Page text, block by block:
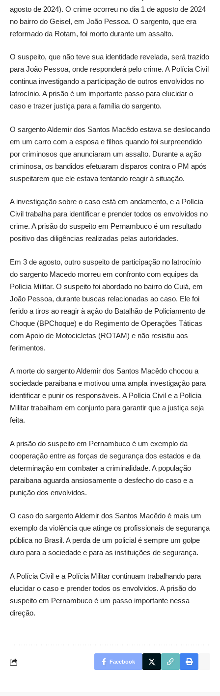
agosto de 2024). O crime ocorreu no dia 1 de agosto de 2024
no bairro do Geisel, em João Pessoa. O sargento, que era
reformado da Rotam, foi morto durante um assalto.
O suspeito, que não teve sua identidade revelada, será trazido
para João Pessoa, onde responderá pelo crime. A Polícia Civil
continua investigando a participação de outros envolvidos no
latrocínio. A prisão é um importante passo para elucidar o
caso e trazer justiça para a família do sargento.
O sargento Aldemir dos Santos Macêdo estava se deslocando
em um carro com a esposa e filhos quando foi surpreendido
por criminosos que anunciaram um assalto. Durante a ação
criminosa, os bandidos efetuaram disparos contra o PM após
suspeitarem que ele estava tentando reagir à situação.
A investigação sobre o caso está em andamento, e a Polícia
Civil trabalha para identificar e prender todos os envolvidos no
crime. A prisão do suspeito em Pernambuco é um resultado
positivo das diligências realizadas pelas autoridades.
Em 3 de agosto, outro suspeito de participação no latrocínio
do sargento Macedo morreu em confronto com equipes da
Polícia Militar. O suspeito foi abordado no bairro do Cuiá, em
João Pessoa, durante buscas relacionadas ao caso. Ele foi
ferido a tiros ao reagir à ação do Batalhão de Policiamento de
Choque (BPChoque) e do Regimento de Operações Táticas
com Apoio de Motocicletas (ROTAM) e não resistiu aos
ferimentos.
A morte do sargento Aldemir dos Santos Macêdo chocou a
sociedade paraibana e motivou uma ampla investigação para
identificar e punir os responsáveis. A Polícia Civil e a Polícia
Militar trabalham em conjunto para garantir que a justiça seja
feita.
A prisão do suspeito em Pernambuco é um exemplo da
cooperação entre as forças de segurança dos estados e da
determinação em combater a criminalidade. A população
paraibana aguarda ansiosamente o desfecho do caso e a
punição dos envolvidos.
O caso do sargento Aldemir dos Santos Macêdo é mais um
exemplo da violência que atinge os profissionais de segurança
pública no Brasil. A perda de um policial é sempre um golpe
duro para a sociedade e para as instituições de segurança.
A Polícia Civil e a Polícia Militar continuam trabalhando para
elucidar o caso e prender todos os envolvidos. A prisão do
suspeito em Pernambuco é um passo importante nessa
direção.
Facebook